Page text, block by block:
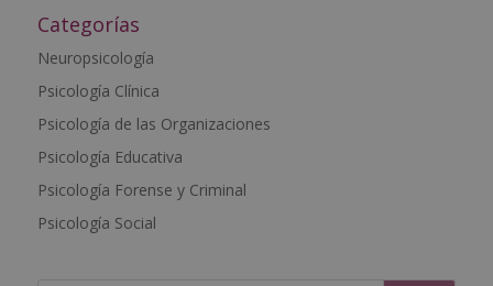
t
r
n
a
i
v
e
Categorías
Neuropsicología
Psicología Clínica
Psicología de las Organizaciones
Psicología Educativa
Psicología Forense y Criminal
Psicología Social